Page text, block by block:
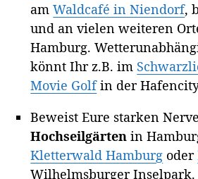
amWaldcafé in Niendorf,
und an vielen weiteren
Hamburg.
könnt Ihr z.B. im
Movie Golfin der
Beweist Eure starken
Hochseilgärtenin
Kletterwald Hamburg oder
Wilhelmsburger Inselpark.